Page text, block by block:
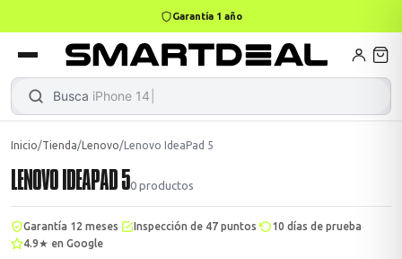
Garantía 1 año
Busca iPho
Gamer
MacBook Air
→
→
Mini PC
Inicio/Tienda/Lenovo/Lenovo IdeaPad 5
LENOVO IDEAPAD 50 productos
Garantía 12 meses Inspección de 47 puntos 10 días de prueba
4.9★ en Google